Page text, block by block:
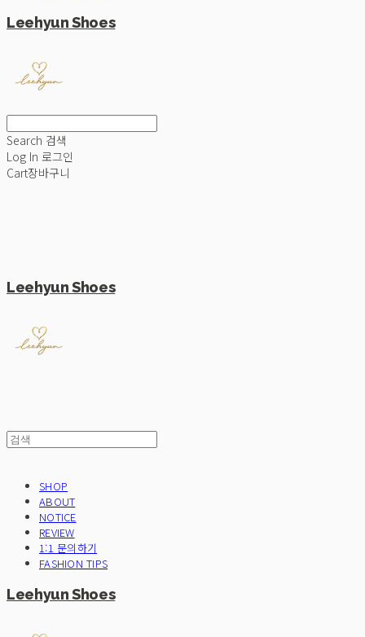
Leehyun Shoes
Search 검색
Log In 로그인
Cart장바구니
Leehyun Shoes
SHOP
ABOUT
NOTICE
REVIEW
1:1 문의하기
FASHION TIPS
Leehyun Shoes